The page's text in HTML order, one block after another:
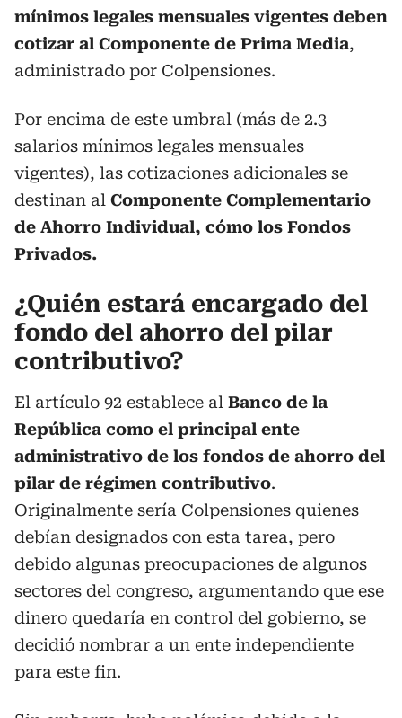
mínimos legales mensuales vigentes deben
cotizar al Componente de Prima Media,
administrado por Colpensiones.
Por encima de este umbral (más de 2.3
salarios mínimos legales mensuales
vigentes), las cotizaciones adicionales se
destinan al Componente Complementario
de Ahorro Individual, cómo los Fondos
Privados.
¿Quién estará encargado del
fondo del ahorro del pilar
contributivo?
El artículo 92 establece al Banco de la
República como el principal ente
administrativo de los fondos de ahorro del
pilar de régimen contributivo.
Originalmente sería Colpensiones quienes
debían designados con esta tarea, pero
debido algunas preocupaciones de algunos
sectores del congreso, argumentando que ese
dinero quedaría en control del gobierno, se
decidió nombrar a un ente independiente
para este fin.